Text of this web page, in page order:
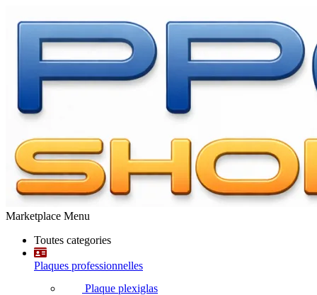
Marketplace Menu
Toutes categories
Plaques professionnelles
Plaque plexiglas